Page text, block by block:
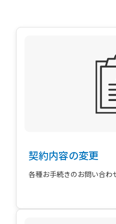
契約内容の変更
各種お手続きのお問い合わ